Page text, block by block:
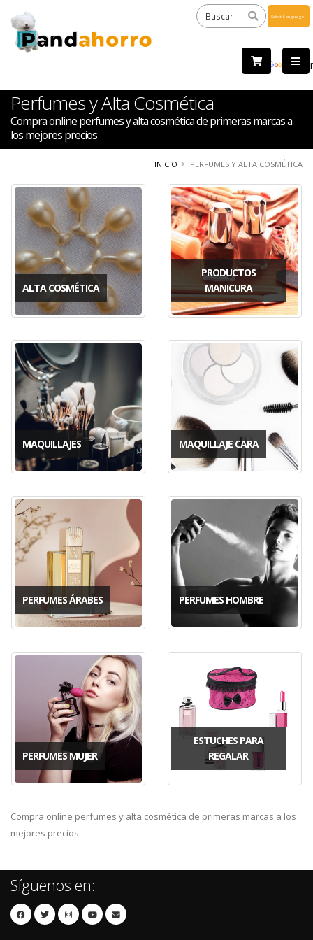
by
Perfumes y Alta Cosmética
Compra online perfumes y alta cosmética de primeras marcas a
los mejores precios
INICIO PERFUMES Y ALTA COSMÉTICA
ALTA COSMÉTICA
PRODUCTOS
MANICURA
MAQUILLAJES MAQUILLAJE CARA
PERFUMES ÁRABES PERFUMES HOMBRE
PERFUMES MUJER
ESTUCHES PARA
REGALAR
Compra online perfumes y alta cosmética de primeras marcas a los
mejores precios
Síguenos en: